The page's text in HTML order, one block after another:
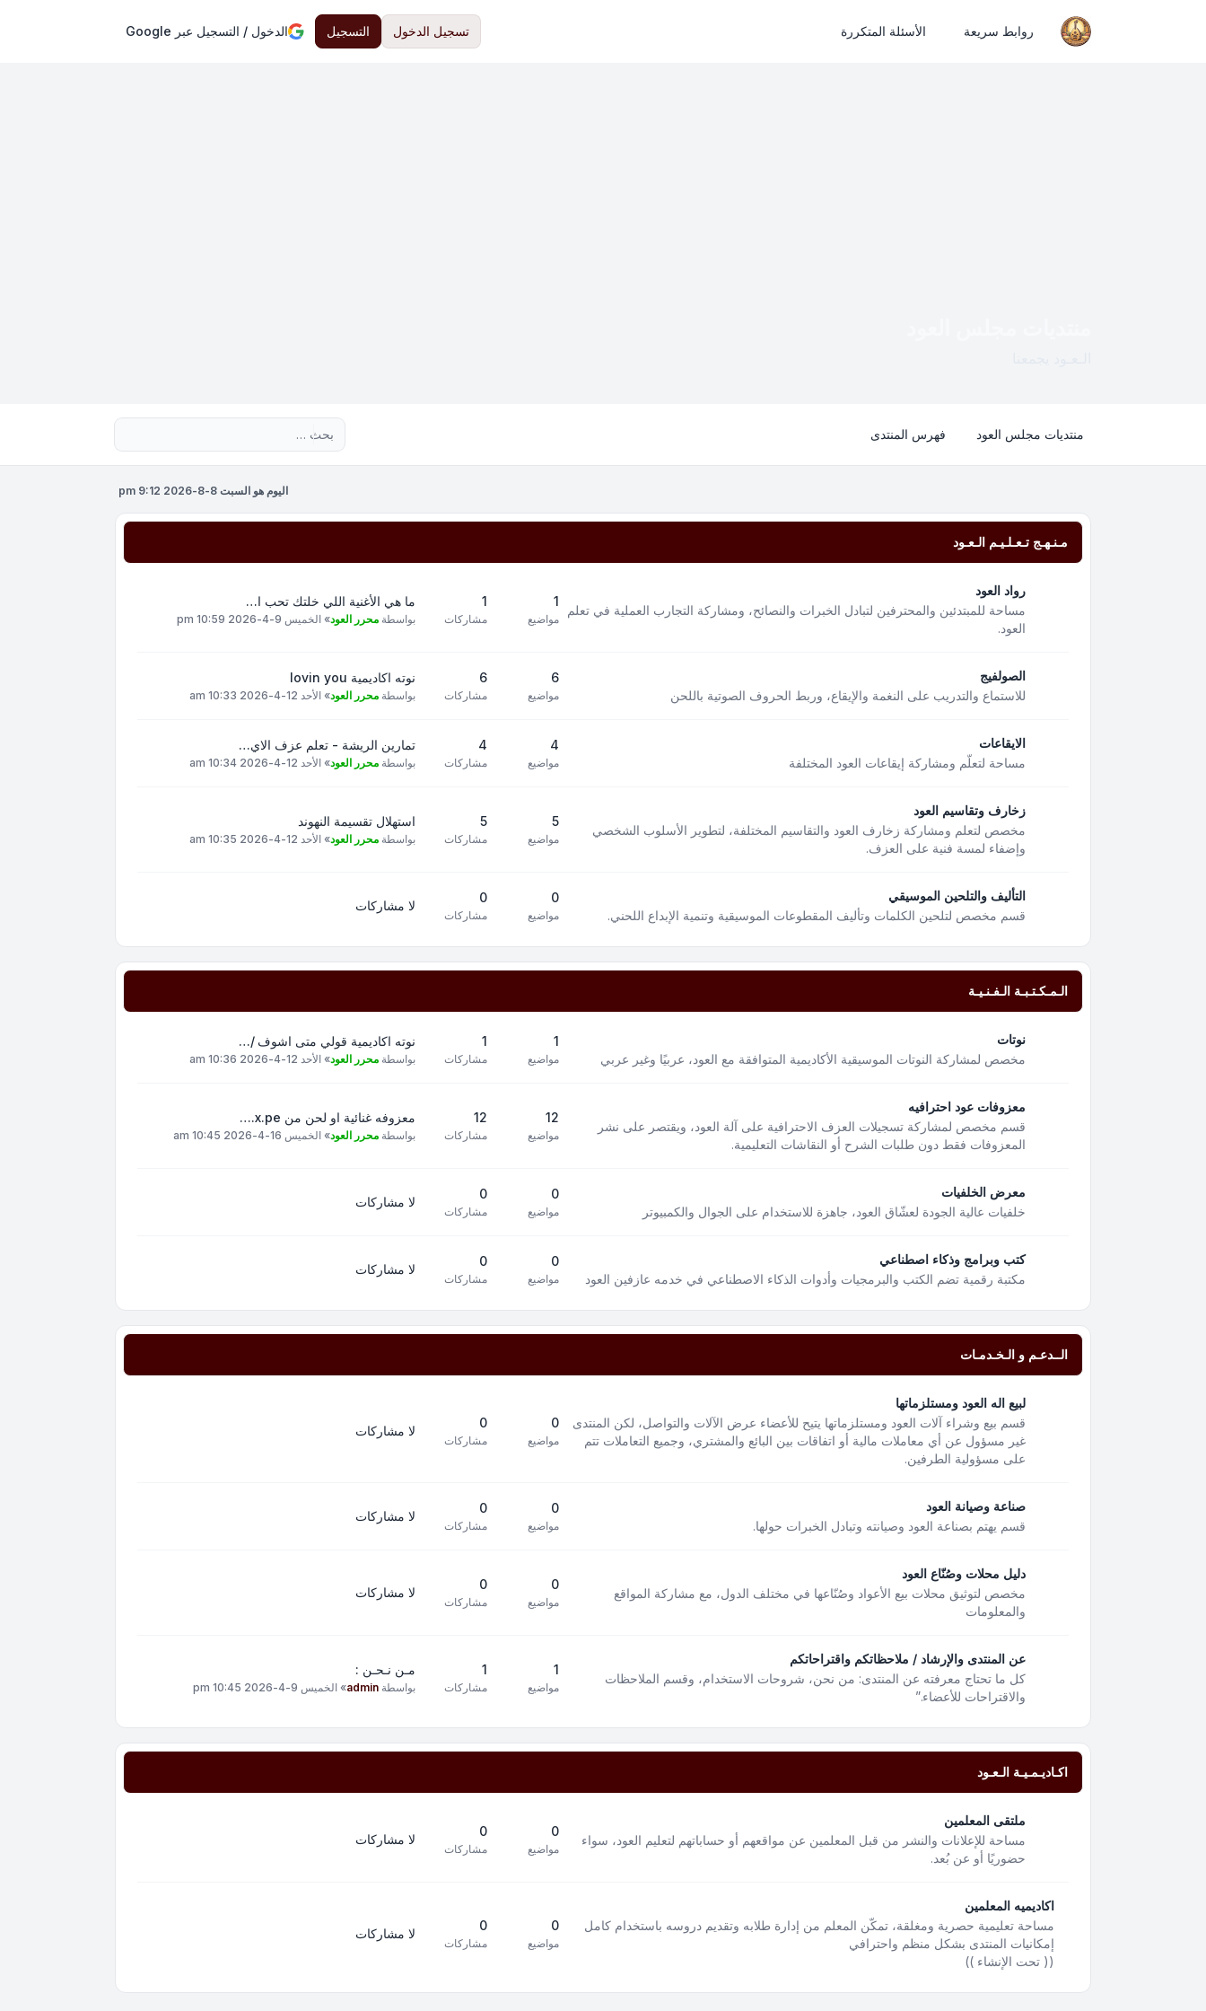
روابط سريعة الأسئلة المتكررة تسجيل الدخول التسجيل الدخول / التسجيل عبر Google
منتديات مجلس العود فهرس المنتدى
اليوم هو السبت 8-8-2026 9:12 pm
مـنـهـج تـعـلـيـم الـعـود
رواد العود
مساحة للمبتدئين والمحترفين لتبادل الخبرات والنصائح، ومشاركة التجارب العملية في تعلم
العود.
1
مواضيع
1
مشاركات
ما هي الأغنية اللي خلتك تحب ا…
بواسطة محرر العود» الخميس 9-4-2026 10:59 pm
الصولفيج
للاستماع والتدريب على النغمة والإيقاع، وربط الحروف الصوتية باللحن
6
مواضيع
6
مشاركات
نوته اكاديمية lovin you
بواسطة محرر العود» الأحد 12-4-2026 10:33 am
الايقاعات
مساحة لتعلّم ومشاركة إيقاعات العود المختلفة
4
مواضيع
4
مشاركات
تمارين الريشة - تعلم عزف الاي…
بواسطة محرر العود» الأحد 12-4-2026 10:34 am
زخارف وتقاسيم العود
مخصص لتعلم ومشاركة زخارف العود والتقاسيم المختلفة، لتطوير الأسلوب الشخصي
وإضفاء لمسة فنية على العزف.
5
مواضيع
5
مشاركات
استهلال تقسيمة النهوند
بواسطة محرر العود» الأحد 12-4-2026 10:35 am
التأليف والتلحين الموسيقي
قسم مخصص لتلحين الكلمات وتأليف المقطوعات الموسيقية وتنمية الإبداع اللحني.
0
مواضيع
0
مشاركات
لا مشاركات
الـمـكـتـبـة الـفـنـيـة
نوتات
مخصص لمشاركة النوتات الموسيقية الأكاديمية المتوافقة مع العود، عربيًا وغير عربي
1
مواضيع
1
مشاركات
نوته اكاديمية قولي متى اشوف /…
بواسطة محرر العود» الأحد 12-4-2026 10:36 am
معزوفات عود احترافيه
قسم مخصص لمشاركة تسجيلات العزف الاحترافية على آلة العود، ويقتصر على نشر
المعزوفات فقط دون طلبات الشرح أو النقاشات التعليمية.
12
مواضيع
12
مشاركات
معزوفه غنائية او لحن من x.pe.…
بواسطة محرر العود» الخميس 16-4-2026 10:45 am
معرض الخلفيات
خلفيات عالية الجودة لعشّاق العود، جاهزة للاستخدام على الجوال والكمبيوتر
0
مواضيع
0
مشاركات
لا مشاركات
كتب وبرامج وذكاء اصطناعي
مكتبة رقمية تضم الكتب والبرمجيات وأدوات الذكاء الاصطناعي في خدمه عازفين العود
0
مواضيع
0
مشاركات
لا مشاركات
الــدعـم و الـخـدمـات
لبيع اله العود ومستلزماتها
قسم بيع وشراء آلات العود ومستلزماتها يتيح للأعضاء عرض الآلات والتواصل، لكن المنتدى
غير مسؤول عن أي معاملات مالية أو اتفاقات بين البائع والمشتري، وجميع التعاملات تتم
على مسؤولية الطرفين.
0
مواضيع
0
مشاركات
لا مشاركات
صناعة وصيانة العود
قسم يهتم بصناعة العود وصيانته وتبادل الخبرات حولها.
0
مواضيع
0
مشاركات
لا مشاركات
دليل محلات وصُنّاع العود
مخصص لتوثيق محلات بيع الأعواد وصُنّاعها في مختلف الدول، مع مشاركة المواقع
والمعلومات
0
مواضيع
0
مشاركات
لا مشاركات
عن المنتدى والإرشاد / ملاحظاتكم واقتراحاتكم
كل ما تحتاج معرفته عن المنتدى: من نحن، شروحات الاستخدام، وقسم الملاحظات
والاقتراحات للأعضاء.”
1
مواضيع
1
مشاركات
مـن نـحـن :
بواسطة admin
» الخميس 9-4-2026 10:45 pm
اكـاديـمـيـة الـعـود
ملتقى المعلمين
مساحة للإعلانات والنشر من قبل المعلمين عن مواقعهم أو حساباتهم لتعليم العود، سواء
حضوريًا أو عن بُعد.
0
مواضيع
0
مشاركات
لا مشاركات
اكاديميه المعلمين
مساحة تعليمية حصرية ومغلقة، تمكّن المعلم من إدارة طلابه وتقديم دروسه باستخدام كامل
إمكانيات المنتدى بشكل منظم واحترافي
(( تحت الإنشاء ))
0
مواضيع
0
مشاركات
لا مشاركات